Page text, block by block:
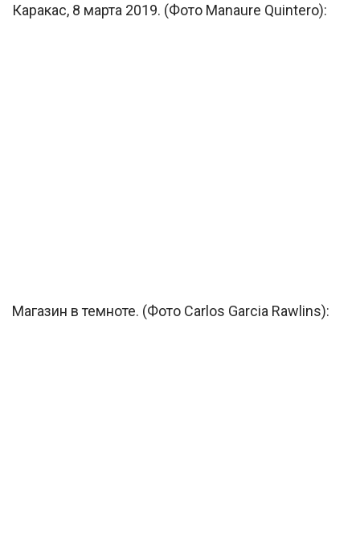
Каракас, 8 марта 2019. (Фото Manaure Quintero):
Магазин в темноте. (Фото Carlos Garcia Rawlins):